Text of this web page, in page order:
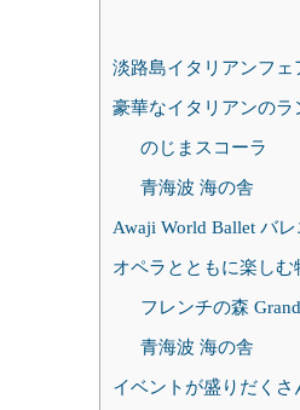
淡路島イタリアンフェ
豪華なイタリアンのラ
のじまスコーラ
青海波 海の舎
Awaji World Ballet バ
オペラとともに楽しむ
フレンチの森
青海波 海の舎
イベントが盛りだく